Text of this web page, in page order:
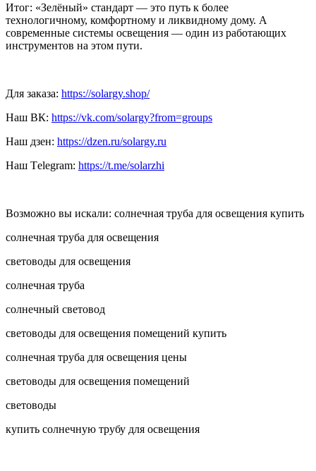
Итог: «Зелёный» стандарт — это путь к более
технологичному, комфортному и ликвидному дому. А
современные системы освещения — один из работающих
инструментов на этом пути.
Для заказа: https://solargy.shop/
Наш ВК: https://vk.com/solargy?from=groups
Наш дзен: https://dzen.ru/solargy.ru
Наш Тelegram: https://t.me/solarzhi
Возможно вы искали: солнечная труба для освещения купить
солнечная труба для освещения
световоды для освещения
солнечная труба
солнечный световод
световоды для освещения помещений купить
солнечная труба для освещения цены
световоды для освещения помещений
световоды
купить солнечную трубу для освещения